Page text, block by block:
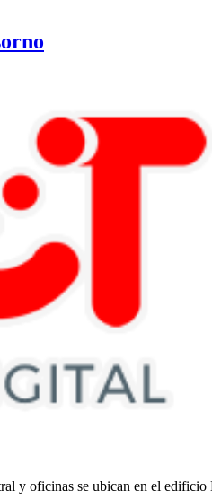
y oficinas se ubican en el